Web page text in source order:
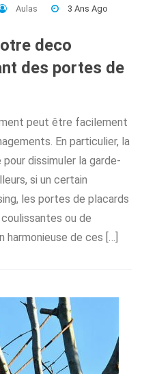
Aulas 3 Ans Ago
deco
des portes de
peut être facilement
En particulier, la
dissimuler la garde-
si un certain
les portes de placards
ou de
harmonieuse de ces […]